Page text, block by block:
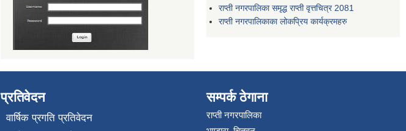
राप्ती नगरपालिका समृद्ध राप्ती वृत्तचित्र 2081
राप्ती नगरपालिकाका लोकप्रिय कार्यक्रमहरु
प्रतिवेदन
वार्षिक प्रगति प्रतिवेदन
सम्पर्क ठेगाना
राप्ती नगरपालिका